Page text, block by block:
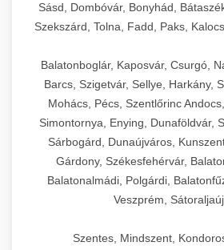
Sásd, Dombóvár, Bonyhád,
Szekszárd, Tolna, Fadd, Paks,
Balatonboglár, Kaposvár, Csurgó,
Barcs, Szigetvár, Sellye, Harkány,
Mohács, Pécs, Szentlőrinc
Simontornya, Enying, Dunaföldvár,
Sárbogárd, Dunaújváros,
Gárdony, Székesfehérvár,
Balatonalmádi, Polgárdi,
Veszprém,
Szentes, Mindszent,